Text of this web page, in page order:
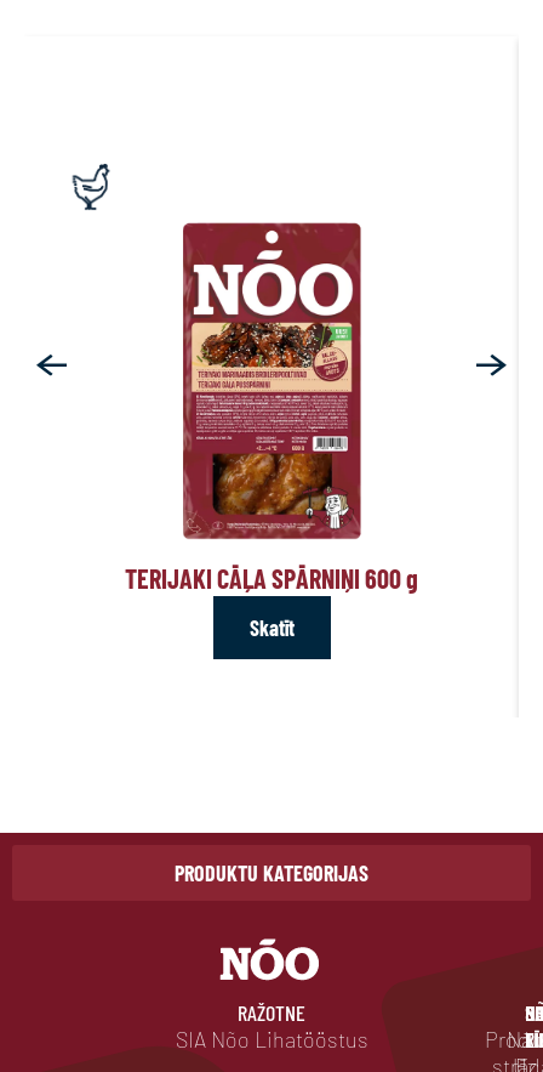
TERIJAKI CĀĻA SPĀRNIŅI 600g
Skatīt
PRODUKTU KATEGORIJAS
RAŽOTNE
SIA Nõo Lihatööstus
E.
Uz
Nāc